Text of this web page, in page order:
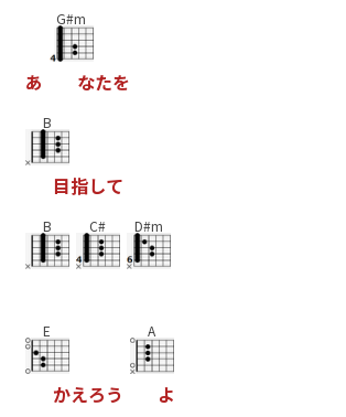
あ
G#m
なたを
B
目指して
B C# D#m
E
かえろう
A
よ